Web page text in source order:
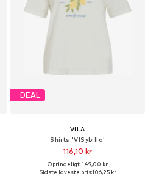
DEAL
VILA
Shirts 'VISybilla'
116,10 kr
Oprindeligt: 149,00 kr
Sidste laveste pris:106,25 kr